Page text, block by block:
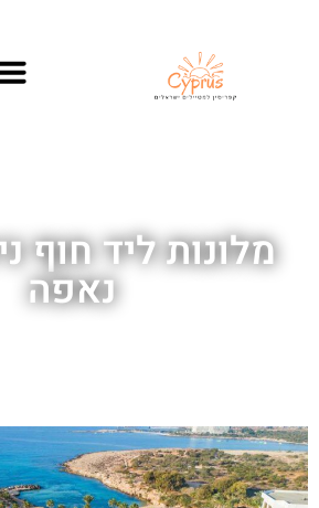
מלונות ליד חוף
נאפה